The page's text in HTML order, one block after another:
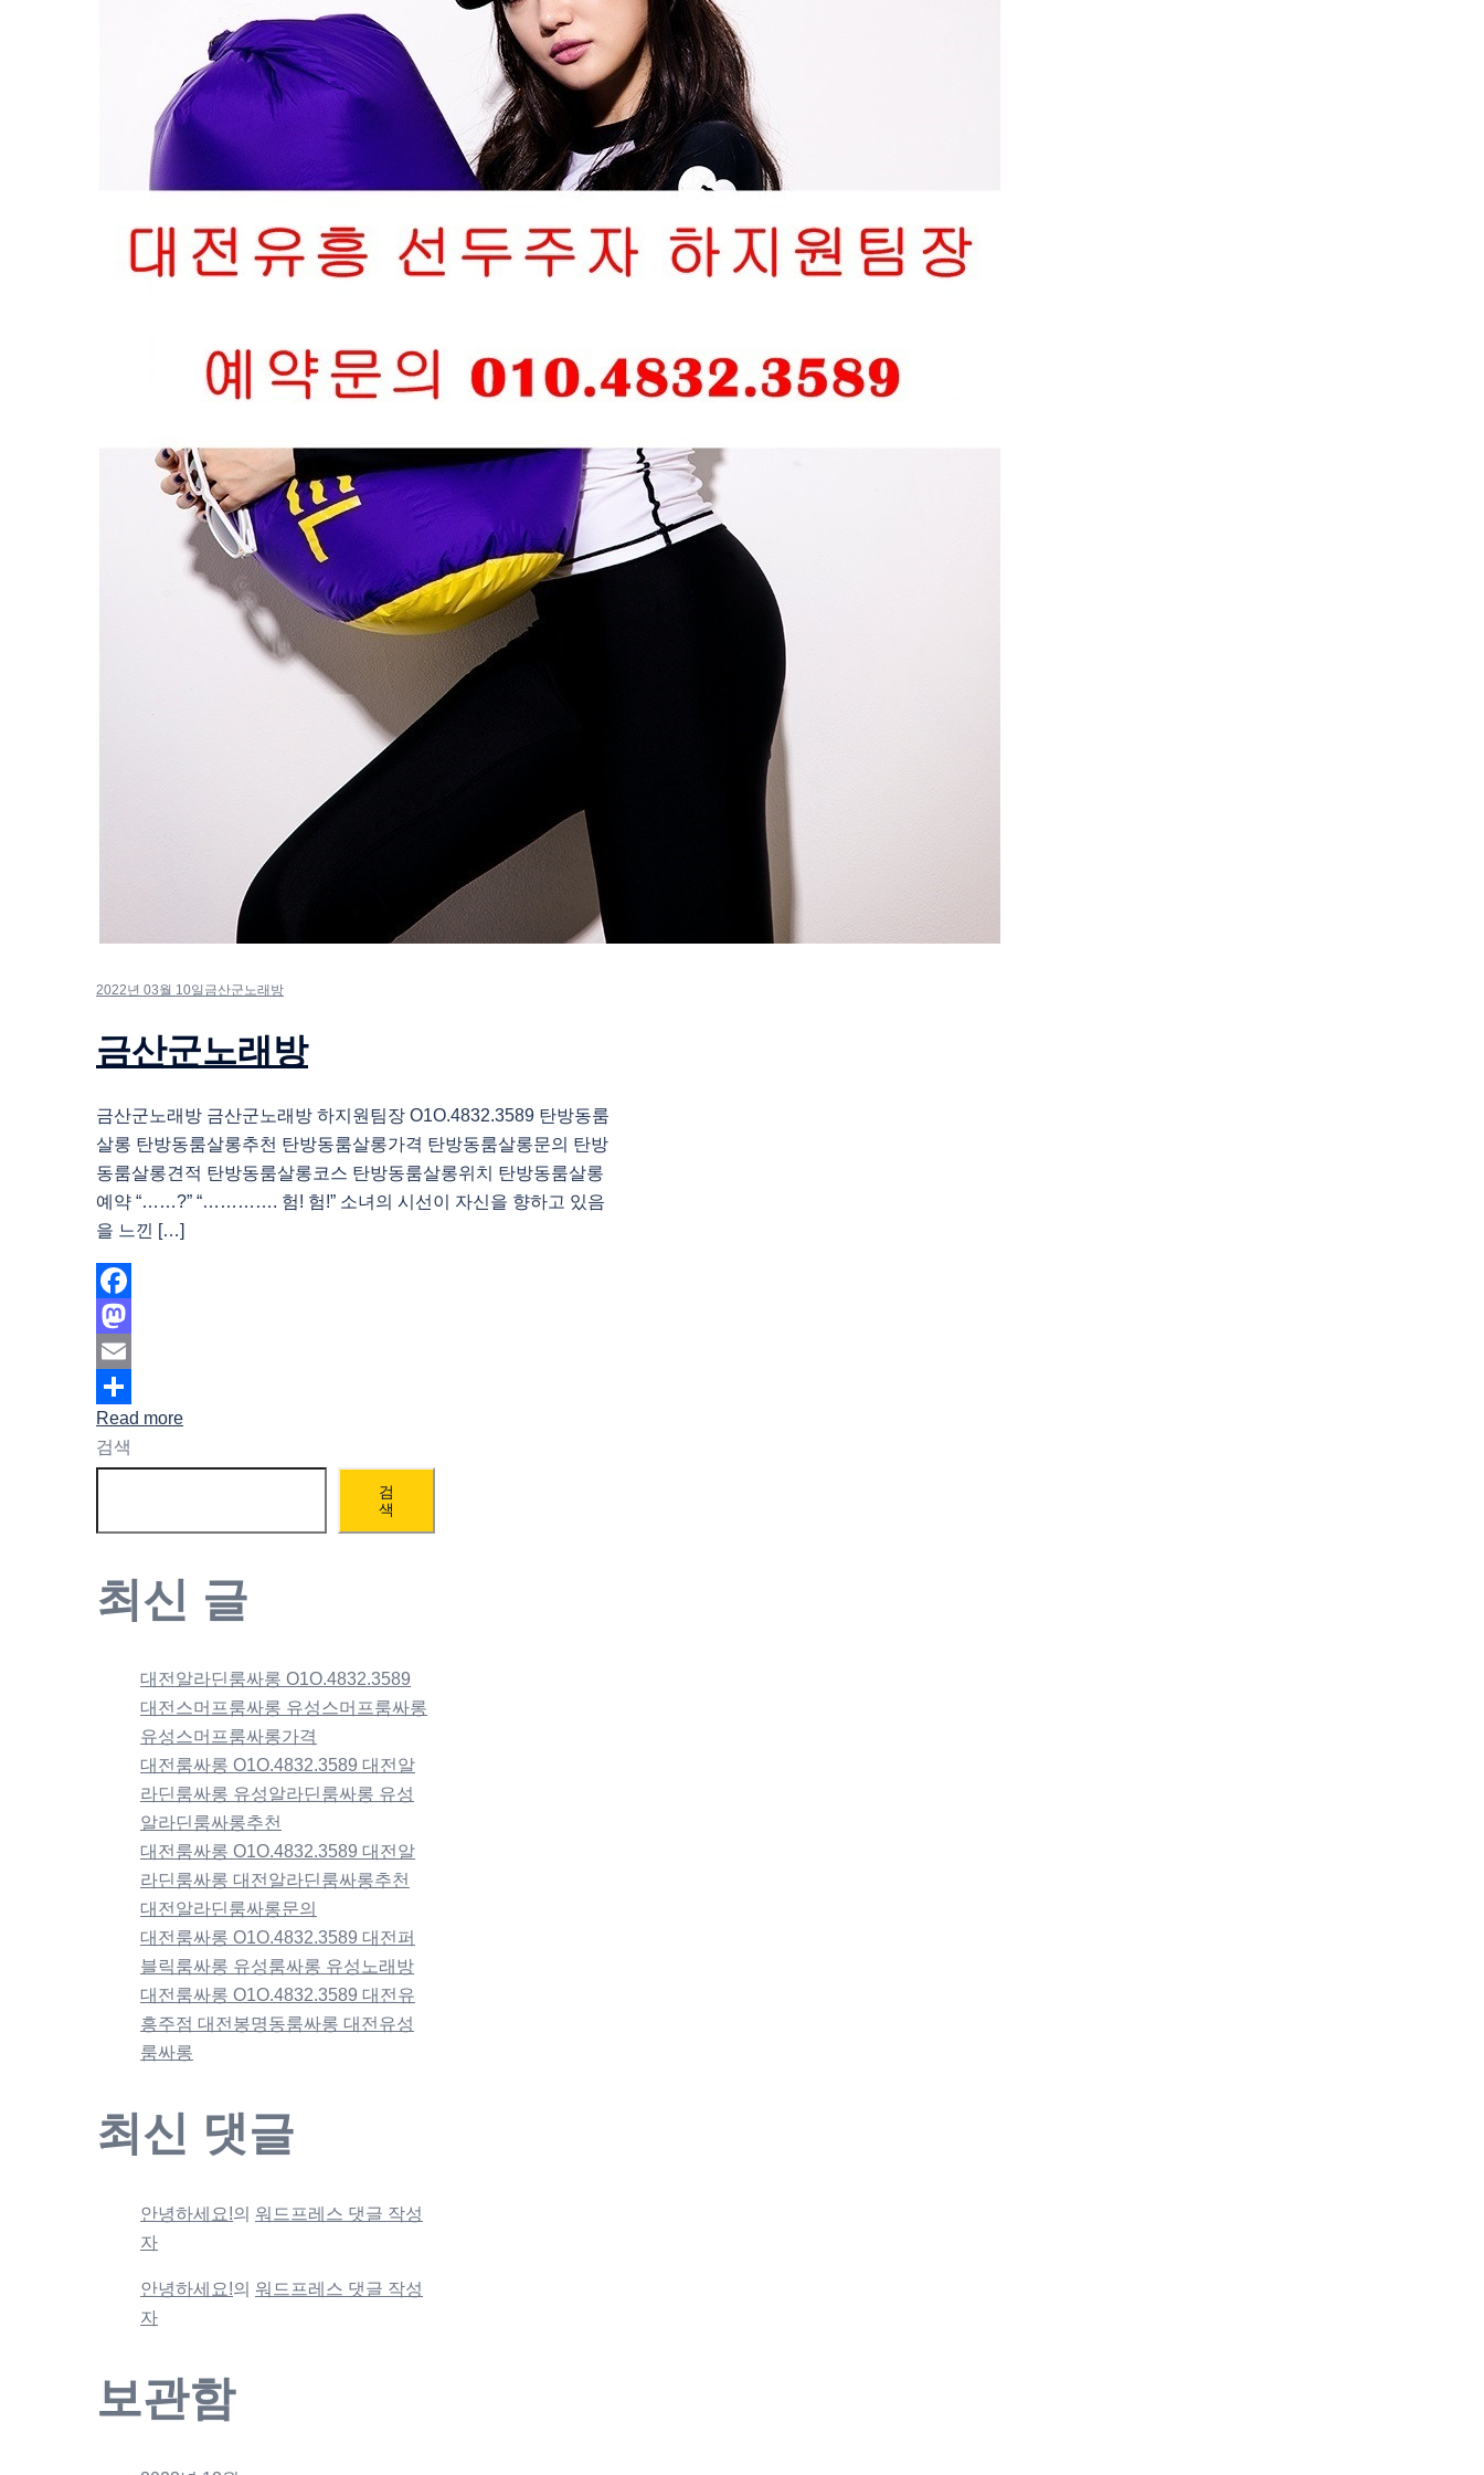
2022년 03월 10일 금산군노래방
금산군노래방
금산군노래방 금산군노래방 하지원팀장 O1O.4832.3589 탄방동룸
살롱 탄방동룸살롱추천 탄방동룸살롱가격 탄방동룸살롱문의 탄방
동룸살롱견적 탄방동룸살롱코스 탄방동룸살롱위치 탄방동룸살롱
예약 “……?” “…………. 험! 험!” 소녀의 시선이 자신을 향하고 있음
을 느낀 […]
Facebook
Mastodon
Email
Share
Read more
검색
검
색
최신 글
대전알라딘룸싸롱 O1O.4832.3589
대전스머프룸싸롱 유성스머프룸싸롱
유성스머프룸싸롱가격
대전룸싸롱 O1O.4832.3589 대전알
라딘룸싸롱 유성알라딘룸싸롱 유성
알라딘룸싸롱추천
대전룸싸롱 O1O.4832.3589 대전알
라딘룸싸롱 대전알라딘룸싸롱추천
대전알라딘룸싸롱문의
대전룸싸롱 O1O.4832.3589 대전퍼
블릭룸싸롱 유성룸싸롱 유성노래방
대전룸싸롱 O1O.4832.3589 대전유
흥주점 대전봉명동룸싸롱 대전유성
룸싸롱
최신 댓글
안녕하세요!의 워드프레스 댓글 작성
자
안녕하세요!의 워드프레스 댓글 작성
자
보관함